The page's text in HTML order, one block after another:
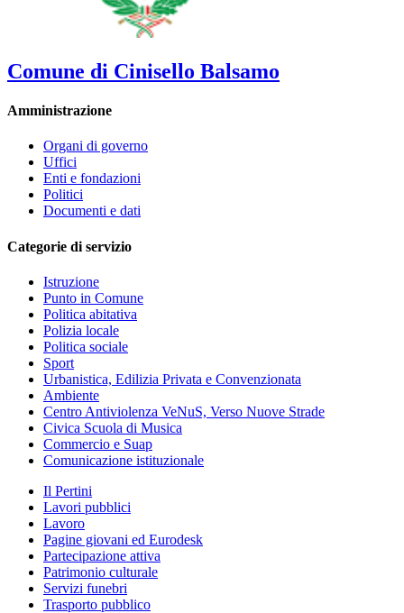
Comune di Cinisello Balsamo
Amministrazione
Organi di governo
Uffici
Enti e fondazioni
Politici
Documenti e dati
Categorie di servizio
Istruzione
Punto in Comune
Politica abitativa
Polizia locale
Politica sociale
Sport
Urbanistica, Edilizia Privata e Convenzionata
Ambiente
Centro Antiviolenza VeNuS, Verso Nuove Strade
Civica Scuola di Musica
Commercio e Suap
Comunicazione istituzionale
Il Pertini
Lavori pubblici
Lavoro
Pagine giovani ed Eurodesk
Partecipazione attiva
Patrimonio culturale
Servizi funebri
Trasporto pubblico